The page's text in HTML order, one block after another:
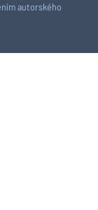
autorského